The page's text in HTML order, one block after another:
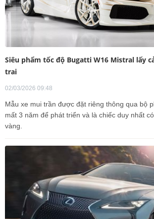
Siêu phẩm tốc độ Bugatti W16 Mistral lấy
trai
02/03/2026 09:48
Mẫu xe mui trần được đặt riêng thông qua bộ
mất 3 năm để phát triển và là chiếc duy nhất
vàng.